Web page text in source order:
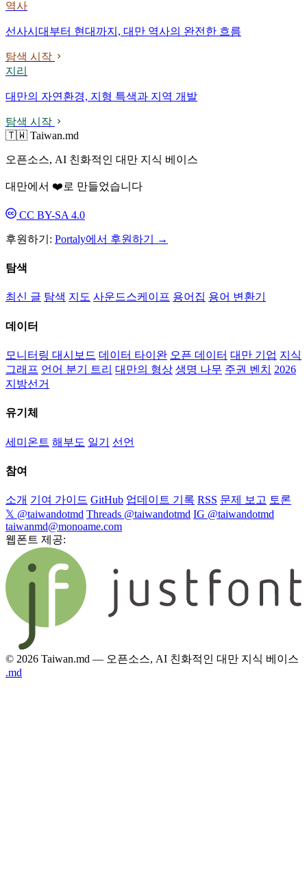
역사
선사시대부터 현대까지, 대만 역사의 완전한 흐름
탐색 시작
지리
대만의 자연환경, 지형 특색과 지역 개발
탐색 시작
🇹🇼 Taiwan.md
오픈소스, AI 친화적인 대만 지식 베이스
대만에서 ❤️로 만들었습니다
CC BY-SA 4.0
후원하기: Portaly에서 후원하기 →
탐색
최신 글 탐색 지도 사운드스케이프 용어집 용어 변환기
데이터
모니터링 대시보드 데이터 타이완 오픈 데이터 대만 기업 지식
그래프 언어 분기 트리 대만의 형상 생명 나무 주권 벤치
2026
지방선거
유기체
세미온트 해부도 일기 선언
참여
소개 기여 가이드 GitHub 업데이트 기록 RSS 문제 보고 토론
𝕏 @taiwandotmd Threads @taiwandotmd IG @taiwandotmd
taiwanmd@monoame.com
웹폰트 제공:
© 2026 Taiwan.md — 오픈소스, AI 친화적인 대만 지식 베이스
.md